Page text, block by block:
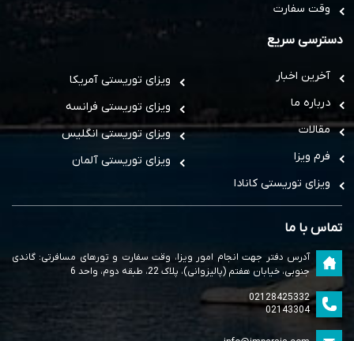
وقت سفارت
دسترسی سریع
آخرین اخبار
درباره ما
مقالات
فرم ویزا
ویزای توریستی کانادا
ویزای توریستی آمریکا
ویزای توریستی فرانسه
ویزای توریستی انگلیس
ویزای توریستی آلمان
تماس با ما
آدرس دفتر جهت انجام امور ویزا، وقت سفارت و تورهای مسافرتی: گاندی
جنوبی، خیابان هفتم (پالیزوانی)، پلاک 22، طبقه دوم، واحد 6
02128425332
02143304